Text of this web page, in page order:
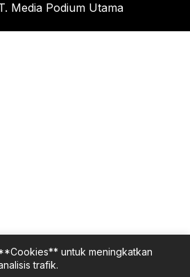
Media Podium Utama
untuk meningkatkan
trafik.